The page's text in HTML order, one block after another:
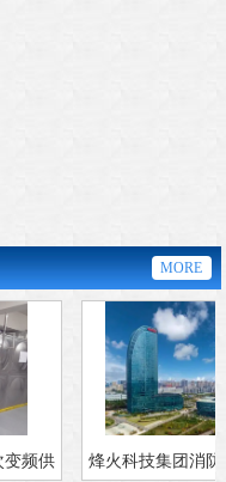
MORE
频供 烽火科技集团消防
分析
排查及常见问题解答